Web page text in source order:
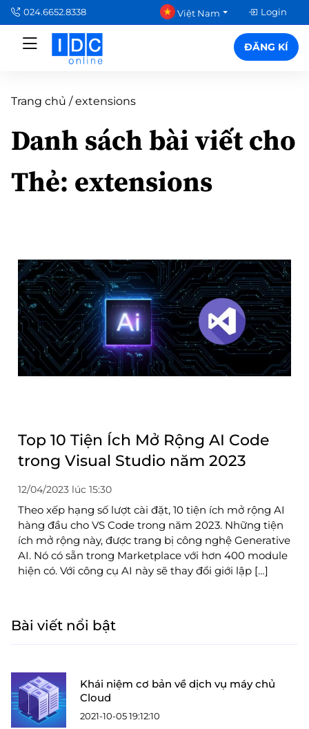
024.6652.8338 Việt Nam Login
ĐĂNG KÍ
Trang chủ /extensions
Danh sách bài viết cho
Thẻ: extensions
Top 10 Tiện Ích Mở Rộng AI Code
trong Visual Studio năm 2023
12/04/2023 lúc 15:30
Theo xếp hạng số lượt cài đặt, 10 tiện ích mở rộng AI
hàng đầu cho VS Code trong năm 2023. Những tiện
ích mở rộng này, được trang bị công nghệ Generative
AI. Nó có sẵn trong Marketplace với hơn 400 module
hiện có. Với công cụ AI này sẽ thay đổi giới lập […]
Bài viết nổi bật
Khái niệm cơ bản về dịch vụ máy chủ
Cloud
2021-10-05 19:12:10